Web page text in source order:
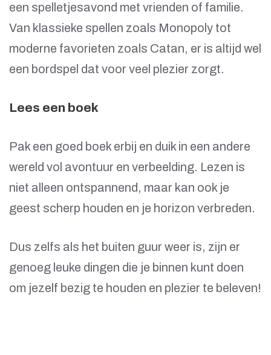
een spelletjesavond met vrienden of familie.
Van klassieke spellen zoals Monopoly tot
moderne favorieten zoals Catan, er is altijd wel
een bordspel dat voor veel plezier zorgt.
Lees een boek
Pak een goed boek erbij en duik in een andere
wereld vol avontuur en verbeelding. Lezen is
niet alleen ontspannend, maar kan ook je
geest scherp houden en je horizon verbreden.
Dus zelfs als het buiten guur weer is, zijn er
genoeg leuke dingen die je binnen kunt doen
om jezelf bezig te houden en plezier te beleven!